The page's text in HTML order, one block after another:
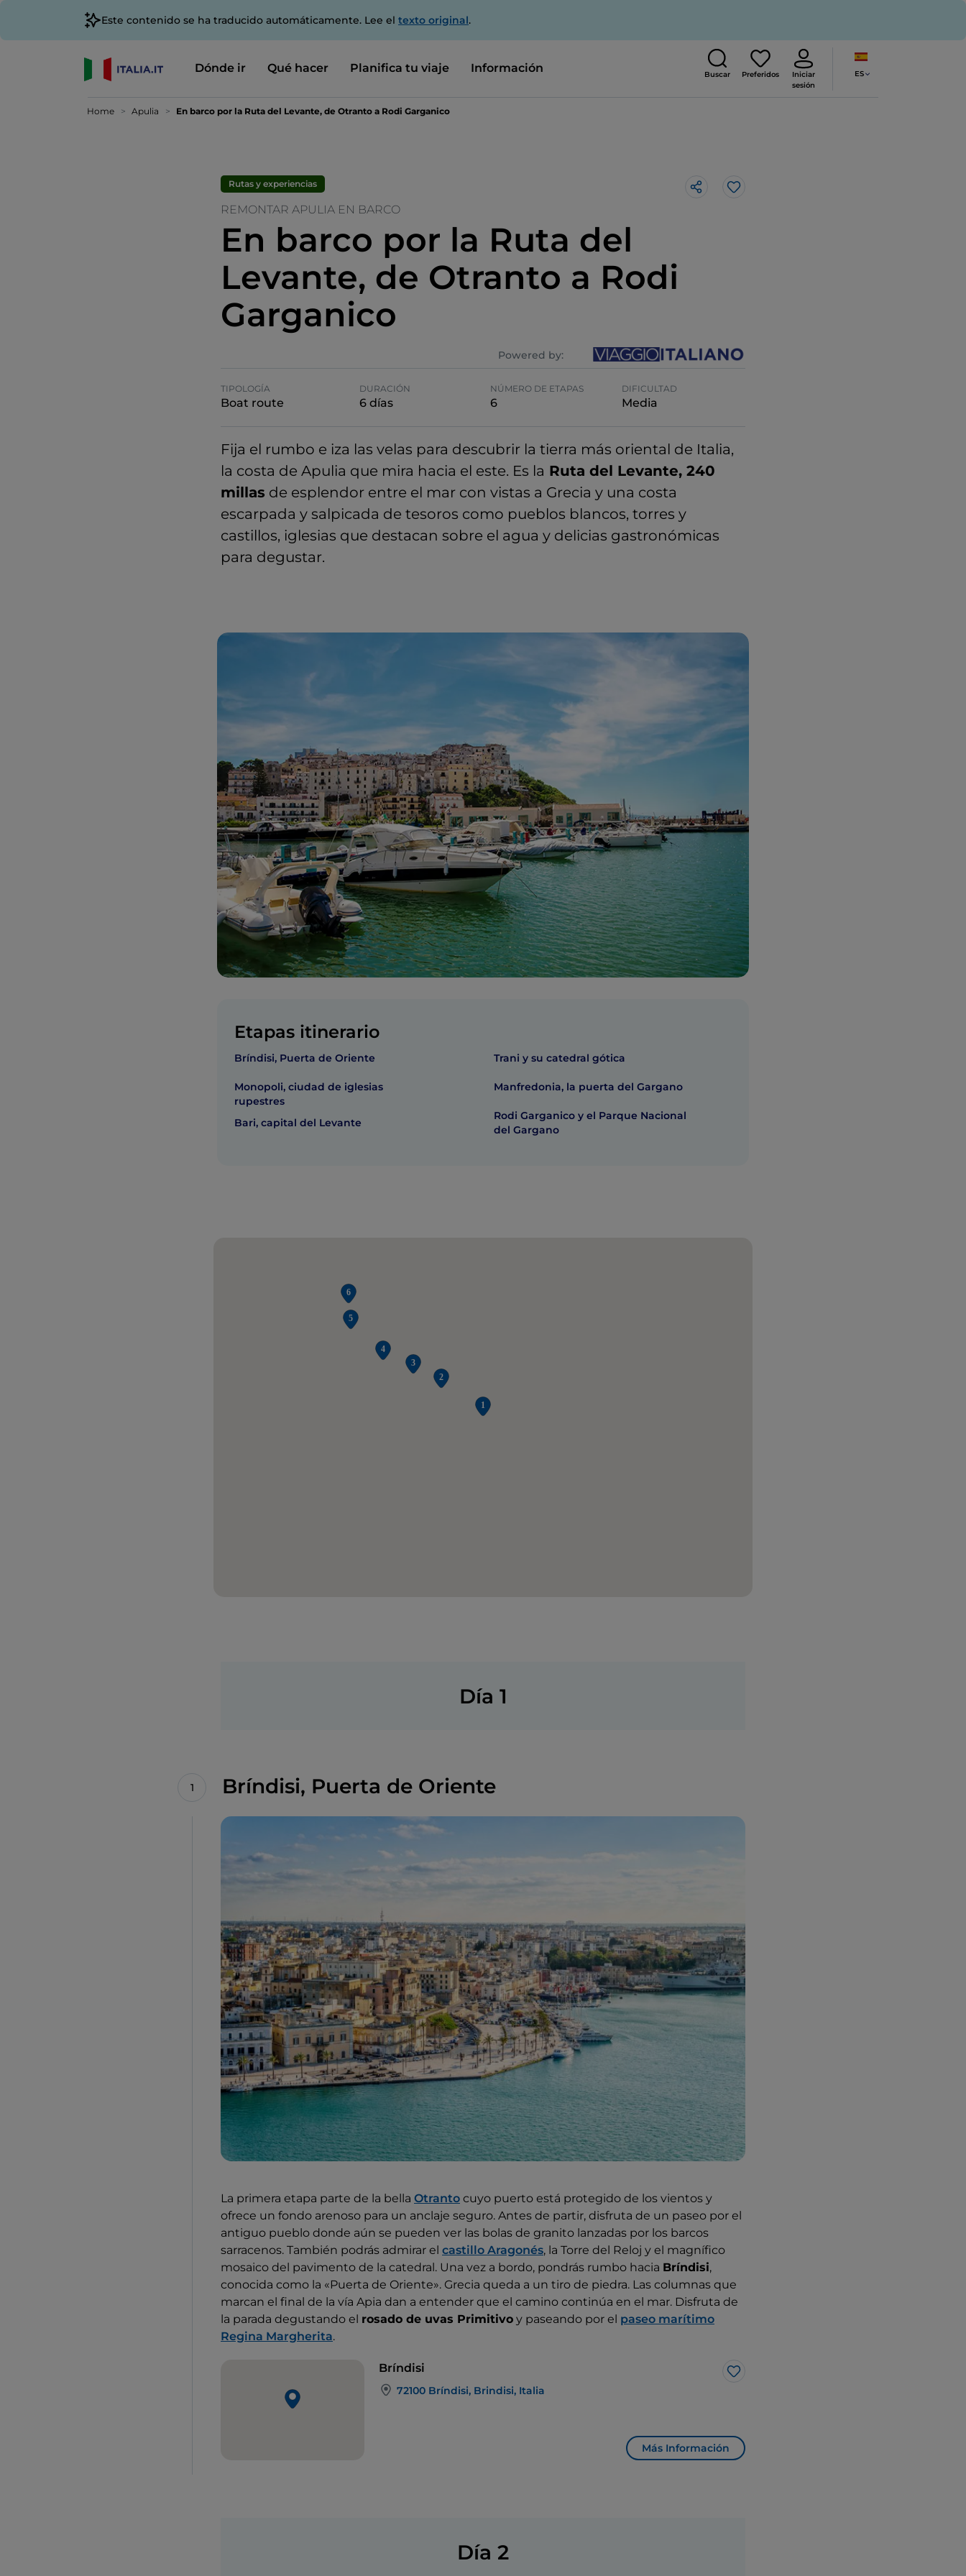
Este contenido se ha traducido automáticamente. Lee el texto original.
Dónde ir Qué hacer Planifica tu viaje Información Buscar Preferidos
Iniciar
sesión
ES
Home Apulia En barco por la Ruta del Levante, de Otranto a Rodi Garganico
Rutas y experiencias
REMONTAR APULIA EN BARCO
En barco por la Ruta del
Levante, de Otranto a Rodi
Garganico
Powered by:
TIPOLOGÍA
Boat route
DURACIÓN
6 días
NÚMERO DE ETAPAS
6
DIFICULTAD
Media
Fija el rumbo e iza las velas para descubrir la tierra más oriental de Italia,
la costa de Apulia que mira hacia el este. Es la Ruta del Levante, 240
millas de esplendor entre el mar con vistas a Grecia y una costa
escarpada y salpicada de tesoros como pueblos blancos, torres y
castillos, iglesias que destacan sobre el agua y delicias gastronómicas
para degustar.
Me gusta
Etapas itinerario
Bríndisi, Puerta de Oriente
Monopoli, ciudad de iglesias
rupestres
Bari, capital del Levante
Trani y su catedral gótica
Manfredonia, la puerta del Gargano
Rodi Garganico y el Parque Nacional
del Gargano
Día 1
Bríndisi, Puerta de Oriente
La primera etapa parte de la bella Otranto cuyo puerto está protegido de los vientos y
ofrece un fondo arenoso para un anclaje seguro. Antes de partir, disfruta de un paseo por el
antiguo pueblo donde aún se pueden ver las bolas de granito lanzadas por los barcos
sarracenos. También podrás admirar el castillo Aragonés, la Torre del Reloj y el magnífico
mosaico del pavimento de la catedral. Una vez a bordo, pondrás rumbo hacia Bríndisi,
conocida como la «Puerta de Oriente». Grecia queda a un tiro de piedra. Las columnas que
marcan el final de la vía Apia dan a entender que el camino continúa en el mar. Disfruta de
la parada degustando el rosado de uvas Primitivo y paseando por el paseo marítimo
Regina Margherita.
Bríndisi
Me gusta
72100 Bríndisi, Brindisi, Italia
Más Información
Día 2